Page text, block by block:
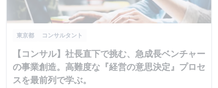
東京都 コンサルタント
【コンサル】社長直下で挑む、急成長ベンチャー
の事業創造。高難度な『経営の意思決定』プロセ
スを最前列で学ぶ。